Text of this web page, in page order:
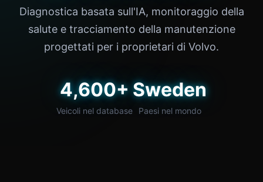
Diagnostica basata sull'IA, monitoraggio della
salute e tracciamento della manutenzione
progettati per i proprietari di Volvo.
4,600+
Veicoli nel database
Sweden
Paesi nel mondo